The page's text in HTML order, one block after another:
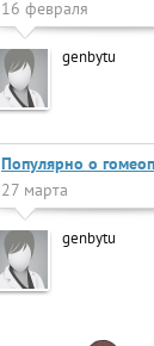
16 февраля
genbytu
Популярно о
27 марта
genbytu